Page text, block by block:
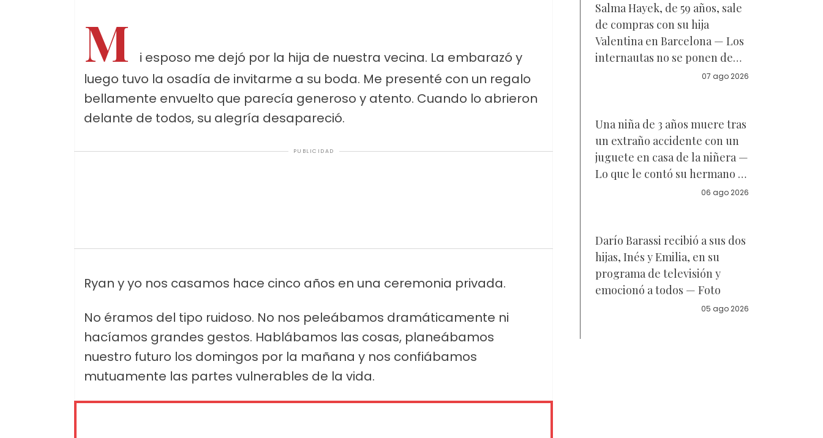
M
i esposo me dejó por la hija de nuestra vecina. La embarazó y
luego tuvo la osadía de invitarme a su boda. Me presenté con un regalo
bellamente envuelto que parecía generoso y atento. Cuando lo abrieron
delante de todos, su alegría desapareció.
PUBLICIDAD
Ryan y yo nos casamos hace cinco años en una ceremonia privada.
No éramos del tipo ruidoso. No nos peleábamos dramáticamente ni
hacíamos grandes gestos. Hablábamos las cosas, planeábamos
nuestro futuro los domingos por la mañana y nos confiábamos
mutuamente las partes vulnerables de la vida.
Salma Hayek, de 59 años, sale
de compras con su hija
Valentina en Barcelona — Los
internautas no se ponen de
acuerdo sobre a quién se07 ago 2026
Una niña de 3 años muere tras
un extraño accidente con un
juguete en casa de la niñera —
Lo que le contó su hermano a
06 ago 2026
Darío Barassi recibió a sus dos
hijas, Inés y Emilia, en su
programa de televisión y
emocionó a todos — Foto
05 ago 2026